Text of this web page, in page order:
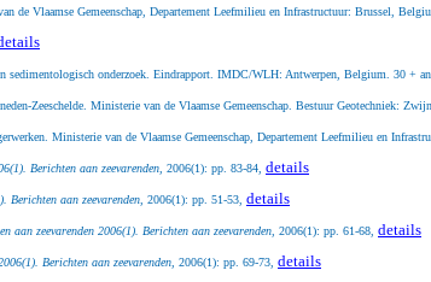
de Vlaamse Gemeenschap, Departement Leefmilieu en Infrastructuur: Brussel,
sedimentologisch onderzoek. Eindrapport. IMDC/WLH: Antwerpen, Belgium. 30 +
Zeeschelde. Ministerie van de Vlaamse Gemeenschap. Bestuur Geotechniek:
Ministerie van de Vlaamse Gemeenschap, Departement Leefmilieu en
Berichten aan zeevarenden, 2006(1): pp. 83-84, details
Berichten aan zeevarenden, 2006(1): pp. 51-53, details
aan zeevarenden 2006(1). Berichten aan zeevarenden, 2006(1): pp. 61-68, details
Berichten aan zeevarenden, 2006(1): pp. 69-73, details